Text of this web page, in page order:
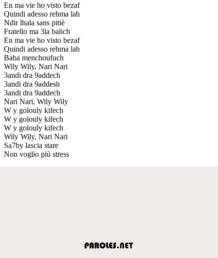
En ma vie ho visto bezaf
Quindi adesso rehma lah
Ndir lhala sans pitiè
Fratello ma 3la balich
En ma vie ho visto bezaf
Quindi adesso rehma lah
Baba menchoufuch
Wily Wily, Nari Nari
3andi dra 9addech
3andi dra 9addesh
3andi dra 9addech
Nari Nari, Wily Wily
W y golouly kifech
W y golouly kifech
W y golouly kifech
Wily Wily, Nari Nari
Sa7by lascia stare
Non voglio più stress